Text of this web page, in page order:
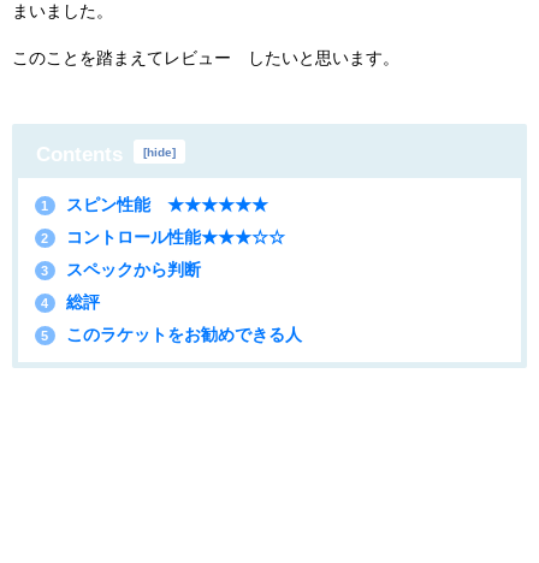
まいました。
このことを踏まえてレビュー したいと思います。
Contents [hide]
1 スピン性能 ★★★★★★
2 コントロール性能★★★☆☆
3 スペックから判断
4 総評
5 このラケットをお勧めできる人